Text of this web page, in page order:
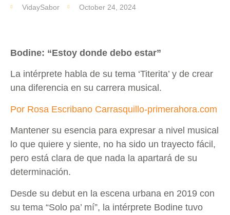
VidaySabor October 24, 2024
Bodine: “Estoy donde debo estar”
La intérprete habla de su tema ‘Titerita’ y de crear
una diferencia en su carrera musical.
Por Rosa Escribano Carrasquillo-primerahora.com
Mantener su esencia para expresar a nivel musical
lo que quiere y siente, no ha sido un trayecto fácil,
pero está clara de que nada la apartará de su
determinación.
Desde su debut en la escena urbana en 2019 con
su tema “Solo pa’ mí”, la intérprete Bodine tuvo